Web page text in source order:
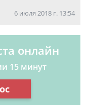
6 июля 2018 г. 13:54
онлайн
15 минут